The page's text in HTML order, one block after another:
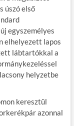
úszó első
egyszemélyes
elhelyezett lapos
lábtartókkal a
helyzetbe
keresztül
azonnal